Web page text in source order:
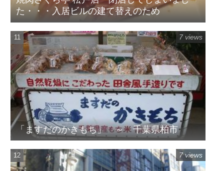
た・・・入居ビルの建て替えのため
「ますだのかきもち」 ～ 千葉県柏市
7 views
7 views